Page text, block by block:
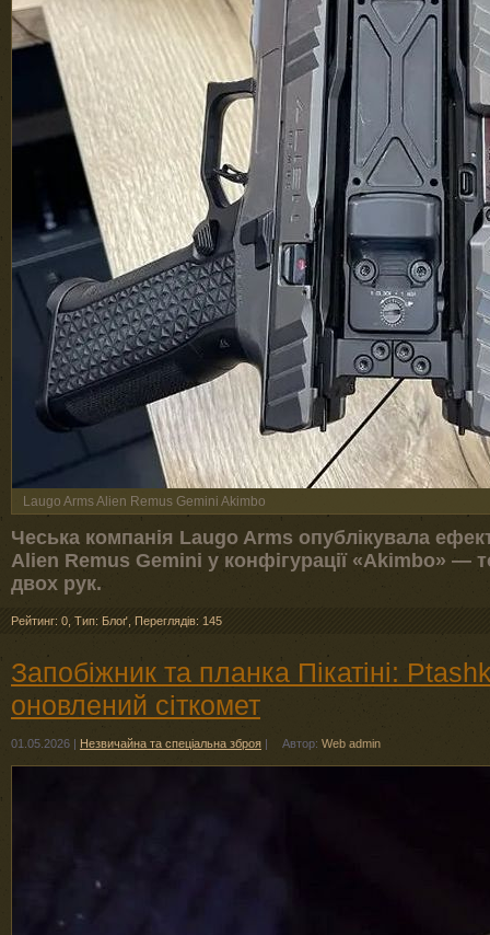
Laugo Arms Alien Remus Gemini Akimbo
Чеська компанія Laugo Arms опублікувала
Alien Remus Gemini у конфігурації «Akimbo» —
двох рук.
Рейтинг: 0 Тип: Блоґ Переглядів: 145
Запобіжник та планка Пікатіні:
оновлений сіткомет
01.05.2026 | Незвичайна та спеціальна зброя | Автор: Web admin